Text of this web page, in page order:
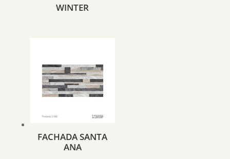
WINTER
FACHADA SANTA
ANA